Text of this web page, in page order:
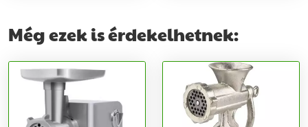
Még ezek is érdekelhetnek: